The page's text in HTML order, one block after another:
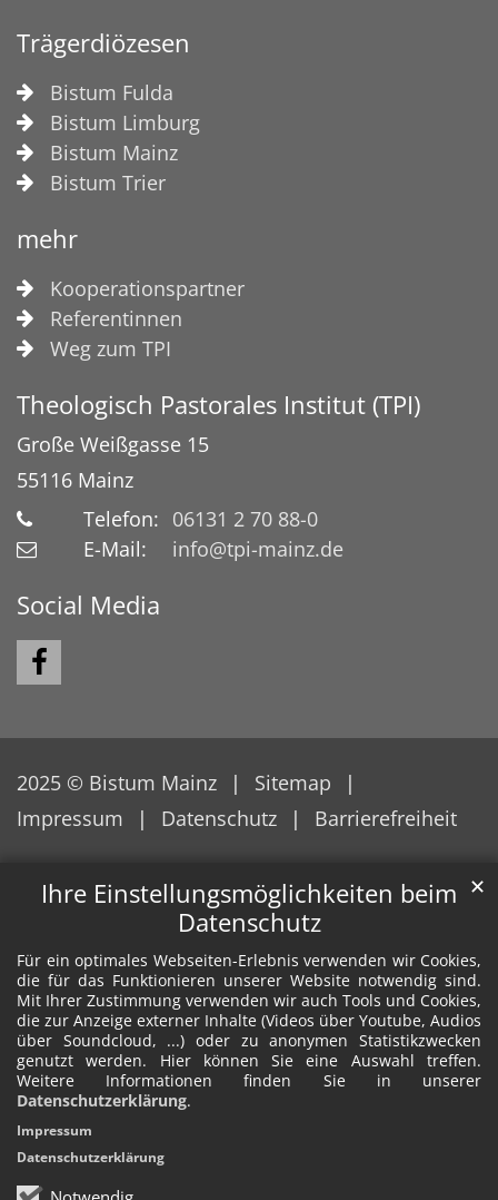
Ihre Einstellungsmöglichkeiten beim
Datenschutz
Für ein optimales Webseiten-Erlebnis verwenden wir Cookies,
die für das Funktionieren unserer Website notwendig sind.
Mit Ihrer Zustimmung verwenden wir auch Tools und Cookies,
die zur Anzeige externer Inhalte (Videos über Youtube, Audios
über Soundcloud, ...) oder zu anonymen Statistikzwecken
genutzt werden. Hier können Sie eine Auswahl treffen.
Weitere Informationen finden Sie in unserer
Datenschutzerklärung.
✕
Impressum
Datenschutzerklärung
Trägerdiözesen
Bistum Fulda
Bistum Limburg
Bistum Mainz
Bistum Trier
mehr
Kooperationspartner
Referentinnen
Weg zum TPI
Theologisch Pastorales Institut (TPI)
Große Weißgasse 15
55116 Mainz
Telefon: 06131 2 70 88-0
E-Mail:
info@tpi-mainz.de
Social Media
2025 © Bistum Mainz
Sitemap
Impressum
Datenschutz Barrierefreiheit